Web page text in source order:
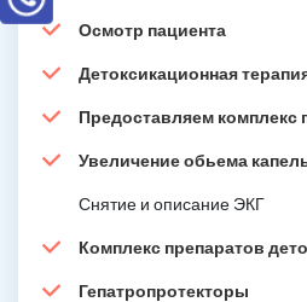
Осмотр пациента
Детоксикационная
Предоставляем комплекс
Увеличение обьема
Снятие и описание ЭКГ
Комплекс препаратов
Гепатропротекторы